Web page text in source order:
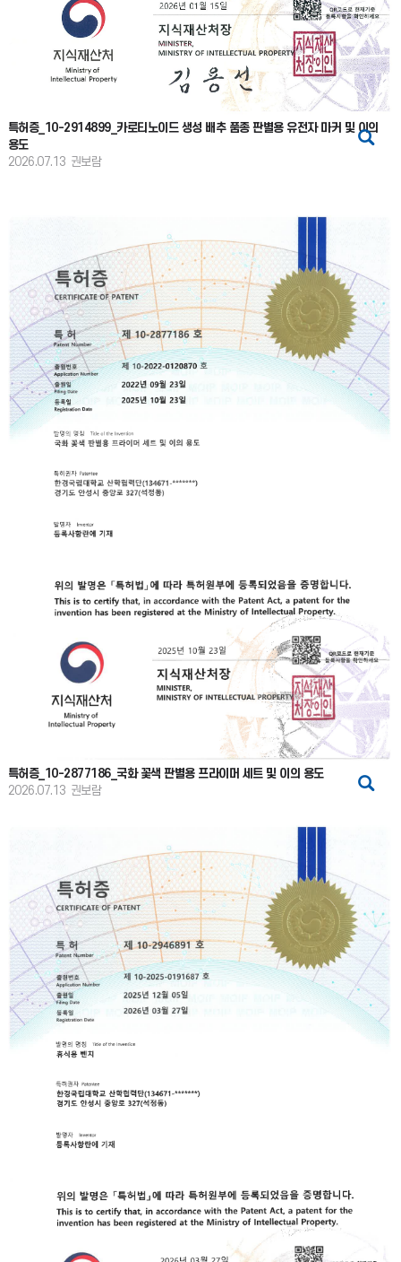
특허증_10-2914899_카로티노이드 생성 배추 품종 판별용 유전자 마커 및 이의
용도
2026.07.13 권보람
특허증_10-2877186_국화 꽃색 판별용 프라이머 세트 및 이의 용도
2026.07.13 권보람